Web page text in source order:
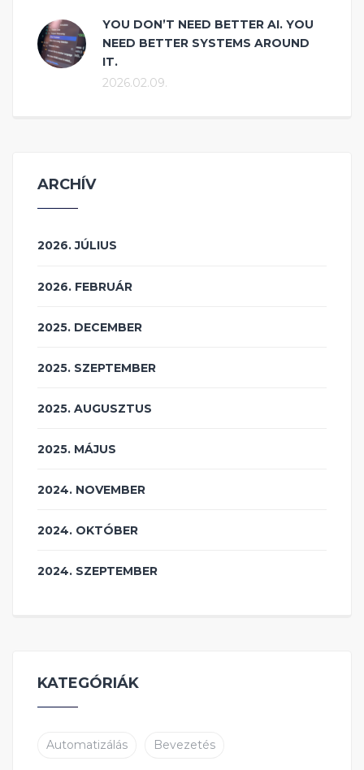
YOU DON’T NEED BETTER AI. YOU
NEED BETTER SYSTEMS AROUND
IT.
2026.02.09.
ARCHÍV
2026. JÚLIUS
2026. FEBRUÁR
2025. DECEMBER
2025. SZEPTEMBER
2025. AUGUSZTUS
2025. MÁJUS
2024. NOVEMBER
2024. OKTÓBER
2024. SZEPTEMBER
KATEGÓRIÁK
Automatizálás Bevezetés